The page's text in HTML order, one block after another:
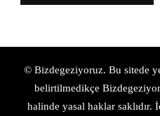
© Bizdegeziyoruz. Bu sitede
belirtilmedikçe
halinde yasal haklar